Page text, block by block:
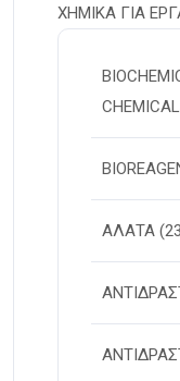
ΧΗΜΙΚΑ ΓΙΑ
ΑΛΑΤΑ